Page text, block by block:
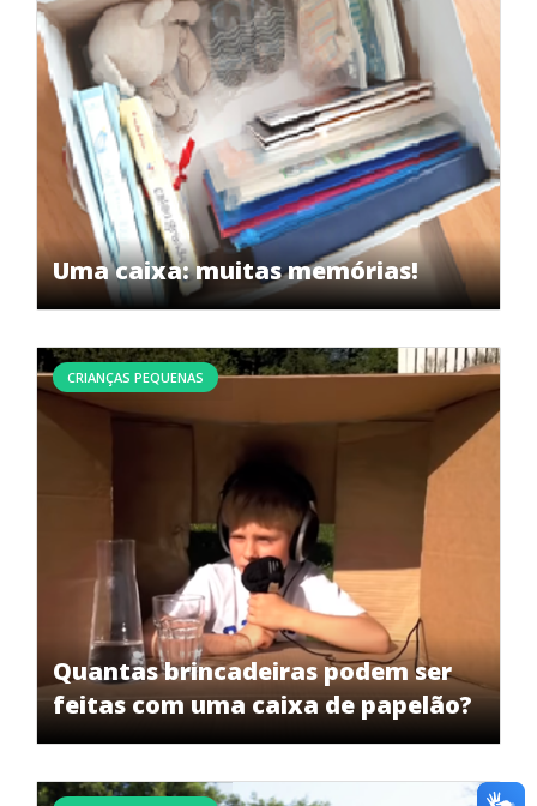
Uma caixa: muitas memórias!
Quantas brincadeiras podem ser
feitas com uma caixa de papelão?
CRIANÇAS PEQUENAS